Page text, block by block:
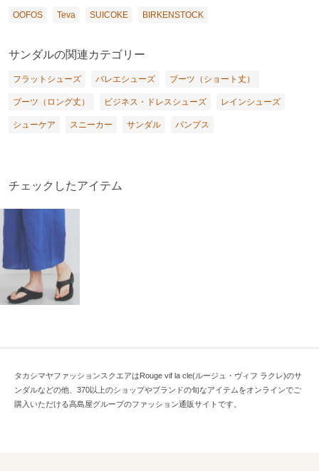
OOFOS Teva SUICOKE BIRKENSTOCK
サンダルの関連カテゴリー
フラットシューズ バレエシューズ ブーツ（ショート丈）
ブーツ（ロング丈） ビジネス・ドレスシューズ レインシューズ
シューケア スニーカー サンダル パンプス
チェックしたアイテム
タカシマヤファッションスクエアはRouge vif la cle(ルージュ・ヴィフ ラクレ)のサ
ンダルなどの他、370以上のショップやブランドの旬なアイテムをオンラインでご
購入いただける高島屋グループのファッション通販サイトです。